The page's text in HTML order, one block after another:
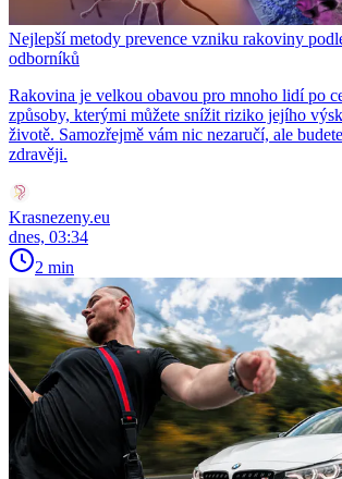
Nejlepší metody prevence vzniku rakoviny
odborníků
Rakovina je velkou obavou pro mnoho lidí po
způsoby, kterými můžete snížit riziko jejího
životě. Samozřejmě vám nic nezaručí, ale
zdravěji.
Krasnezeny.eu
dnes, 03:34
2 min